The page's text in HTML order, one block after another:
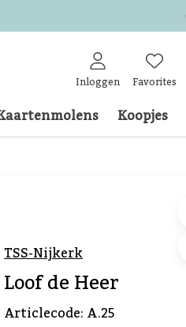
Inloggen Favorites
Koopjes
TSS-Nijkerk
Loof de Heer
Articlecode:A.25